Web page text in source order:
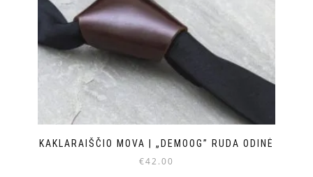
KAKLARAIŠČIO MOVA | „DEMOOG” RUDA ODINĖ
€42.00